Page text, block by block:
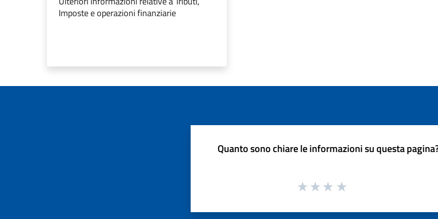
Imposte e operazioni finanziarie
Quanto sono chiare le informazioni su questa